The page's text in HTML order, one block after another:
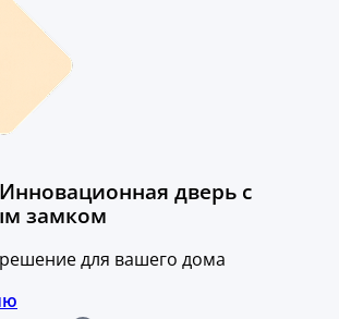
дверь с
замком
для вашего дома